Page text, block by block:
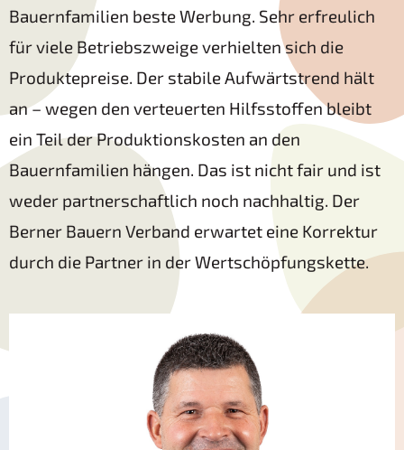
Bauernfamilien beste Werbung. Sehr erfreulich
für viele Betriebszweige verhielten sich die
Produktepreise. Der stabile Aufwärtstrend hält
an – wegen den verteuerten Hilfsstoffen bleibt
ein Teil der Produktionskosten an den
Bauernfamilien hängen. Das ist nicht fair und ist
weder partnerschaftlich noch nachhaltig. Der
Berner Bauern Verband erwartet eine Korrektur
durch die Partner in der Wertschöpfungskette.